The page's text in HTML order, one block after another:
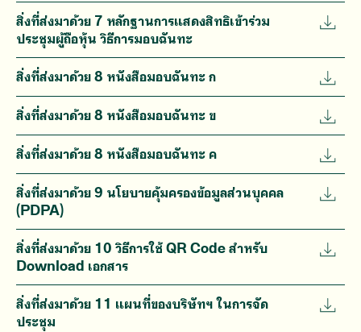
สิ่งที่ส่งมาด้วย 7 หลักฐานการแสดงสิทธิเข้าร่วม
ประชุมผู้ถือหุ้น วิธีการมอบฉันทะ
สิ่งที่ส่งมาด้วย 8 หนังสือมอบฉันทะ ก
สิ่งที่ส่งมาด้วย 8 หนังสือมอบฉันทะ ข
สิ่งที่ส่งมาด้วย 8 หนังสือมอบฉันทะ ค
สิ่งที่ส่งมาด้วย 9 นโยบายคุ้มครองข้อมูลส่วนบุคคล
(PDPA)
สิ่งที่ส่งมาด้วย 10 วิธีการใช้ QR Code สำหรับ
Download เอกสาร
สิ่งที่ส่งมาด้วย 11 แผนที่ของบริษัทฯ ในการจัด
ประชุม